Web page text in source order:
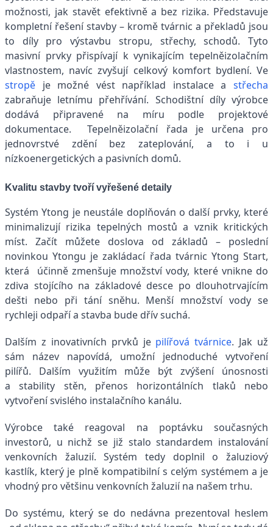
možnosti, jak stavět efektivně a bez rizika. Představuje
kompletní řešení stavby – kromě tvárnic a překladů jsou
to díly pro výstavbu stropu, střechy, schodů. Tyto
masivní prvky přispívají k vynikajícím tepelněizolačním
vlastnostem, navíc zvyšují celkový komfort bydlení. Ve
stropě je možné vést například instalace a střecha
zabraňuje letnímu přehřívání. Schodištní díly výrobce
dodává připravené na míru podle projektové
dokumentace. Tepelněizolační řada je určena pro
jednovrstvé zdění bez zateplování, a to i u
nízkoenergetických a pasivních domů.
Kvalitu stavby tvoří vyřešené detaily
Systém Ytong je neustále doplňován o další prvky, které
minimalizují rizika tepelných mostů a vznik kritických
míst. Začít můžete doslova od základů – poslední
novinkou Ytongu je zakládací řada tvárnic Ytong Start,
která účinně zmenšuje množství vody, které vnikne do
zdiva stojícího na základové desce po dlouhotrvajícím
dešti nebo při tání sněhu. Menší množství vody se
rychleji odpaří a stavba bude dřív suchá.
Dalším z inovativních prvků je pilířová tvárnice. Jak už
sám název napovídá, umožní jednoduché vytvoření
pilířů. Dalším využitím může být zvýšení únosnosti
a stability stěn, přenos horizontálních tlaků nebo
vytvoření svislého instalačního kanálu.
Výrobce také reagoval na poptávku současných
investorů, u nichž se již stalo standardem instalování
venkovních žaluzií. Systém tedy doplnil o žaluziový
kastlík, který je plně kompatibilní s celým systémem a je
vhodný pro většinu venkovních žaluzií na našem trhu.
Do systému, který se do nedávna prezentoval heslem